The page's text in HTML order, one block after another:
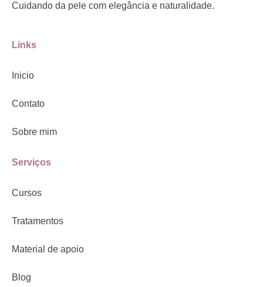
Cuidando da pele com elegância e naturalidade.
Links
Inicio
Contato
Sobre mim
Serviços
Cursos
Tratamentos
Material de apoio
Blog